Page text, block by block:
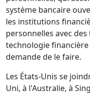
système bancaire
les institutions
personnelles avec
technologie
demande de le faire.
Les États-Unis se
Uni, à l'Australie, à